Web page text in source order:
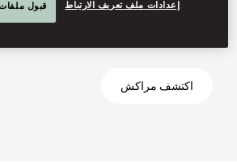
اكتشف مراكش
إعدادات ملف تعريف الارتباط قبول ملفات